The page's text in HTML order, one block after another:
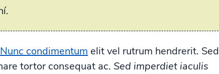
Nunc condimentum elit vel rutrum hendrerit. Sed
tortor consequat ac. Sed imperdiet iaculis